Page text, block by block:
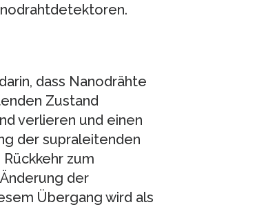
dass Nanodrähte
Zustand
verlieren und einen
der supraleitenden
zum
der
Übergang wird als